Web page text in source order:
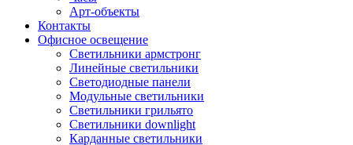
Арт-объекты
Контакты
Офисное освещение
Светильники армстронг
Линейные светильники
Светодиодные панели
Модульные светильники
Светильники грильято
Светильники downlight
Карданные светильники